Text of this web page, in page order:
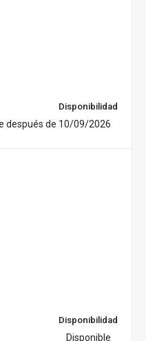
Disponibilidad
después de 10/09/2026
Disponibilidad
Disponible